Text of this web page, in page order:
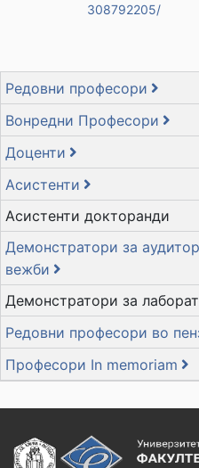
308792205/
Редовни професори
Вонредни Професори
Доценти
Асистенти
Асистенти докторанди
Демонстратори за
вежби
Демонстратори за
Редовни професори во
Професори In memoriam